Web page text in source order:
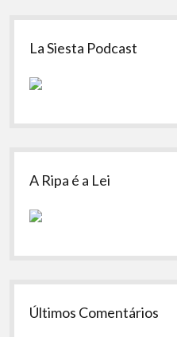
Sidebar
La Siesta Podcast
A Ripa é a Lei
Últimos Comentários